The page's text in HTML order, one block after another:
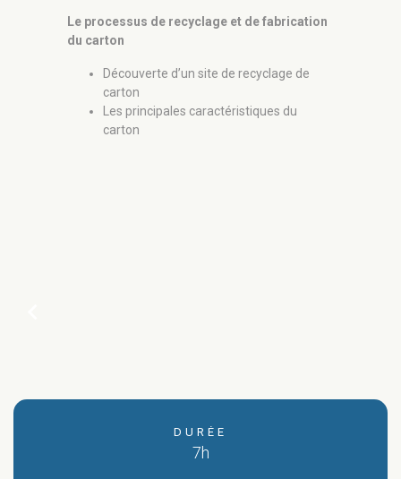
Le processus de recyclage et de fabrication
du carton
Découverte d’un site de recyclage de
carton
Les principales caractéristiques du
carton
DURÉE
7h